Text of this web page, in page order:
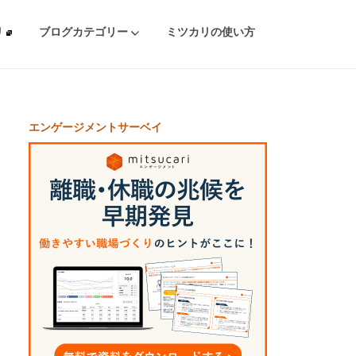
ブログカテゴリー ミツカリの使い方
エンゲージメントサーベイ